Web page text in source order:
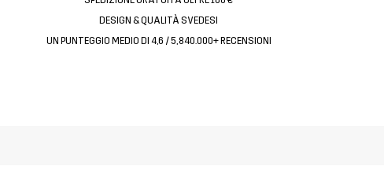
DESIGN & QUALITÀ SVEDESI
UN PUNTEGGIO MEDIO DI 4,6 / 5, 840.000+ RECENSIONI